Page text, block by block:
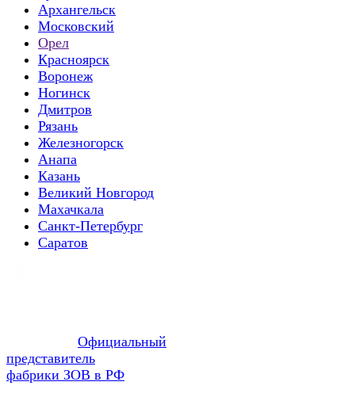
Архангельск
Московский
Орел
Красноярск
Воронеж
Ногинск
Дмитров
Рязань
Железногорск
Анапа
Казань
Великий Новгород
Махачкала
Санкт-Петербург
Саратов
Официальный
представитель
фабрики ЗОВ в РФ